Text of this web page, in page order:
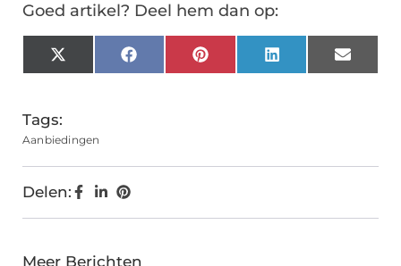
Goed artikel? Deel hem dan op:
X
(Twitter)
FacebookPinterestLinkedInEmail
Tags:
Aanbiedingen
Delen:
Meer Berichten